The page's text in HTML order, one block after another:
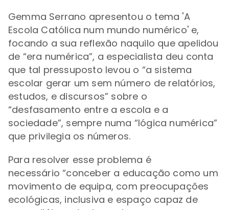
Gemma Serrano apresentou o tema 'A
Escola Católica num mundo numérico' e,
focando a sua reflexão naquilo que apelidou
de “era numérica”, a especialista deu conta
que tal pressuposto levou o “a sistema
escolar gerar um sem número de relatórios,
estudos, e discursos” sobre o
“desfasamento entre a escola e a
sociedade”, sempre numa “lógica numérica”
que privilegia os números.
Para resolver esse problema é
necessário“conceber a educação como um
movimento de equipa, com preocupações
ecológicas, inclusiva e espaço capaz de